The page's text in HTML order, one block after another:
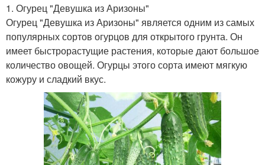
1. Огурец "Девушка из Аризоны"
Огурец "Девушка из Аризоны" является одним из самых
популярных сортов огурцов для открытого грунта. Он
имеет быстрорастущие растения, которые дают большое
количество овощей. Огурцы этого сорта имеют мягкую
кожуру и сладкий вкус.